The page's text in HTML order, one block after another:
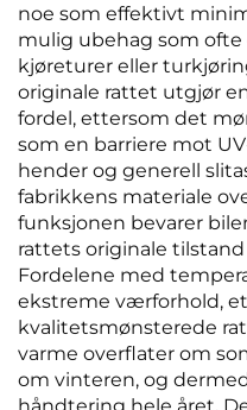
noe som effektivt
mulig ubehag som
kjøreturer eller
originale rattet utgjør
fordel, ettersom det
som en barriere mot
hender og generell
fabrikkens materiale
funksjonen bevarer
rattets originale
Fordelene med
ekstreme værforhold,
kvalitetsmønsterede
varme overflater om
om vinteren, og